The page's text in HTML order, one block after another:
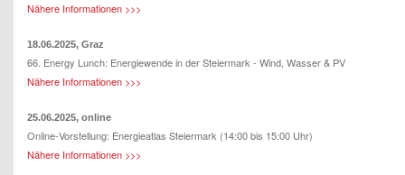
Nähere Informationen >>>
18.06.2025, Graz
66. Energy Lunch: Energiewende in der Steiermark - Wind, Wasser & PV
Nähere Informationen >>>
25.06.2025, online
Online-Vorstellung: Energieatlas Steiermark (14:00 bis 15:00 Uhr)
Nähere Informationen >>>